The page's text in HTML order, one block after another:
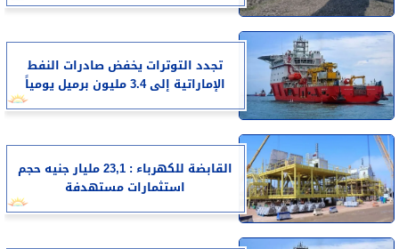
تجدد التوترات يخفض صادرات النفط
الإماراتية إلى 3.4 مليون برميل يومياً
القابضة للكهرباء : 23,1 مليار جنيه حجم
استثمارات مستهدفة